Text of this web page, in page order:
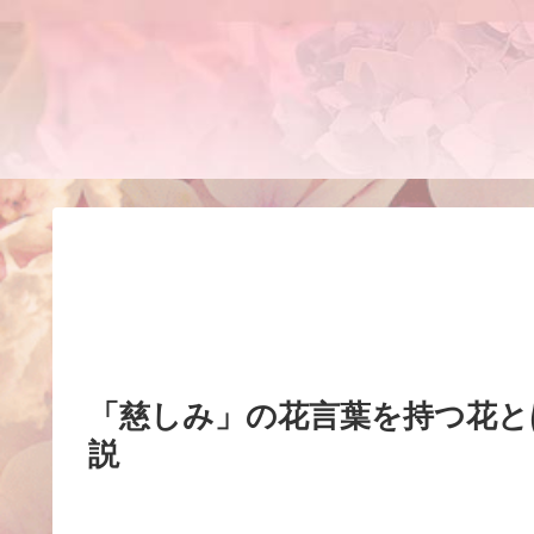
「慈しみ」の花言葉を持つ花
説